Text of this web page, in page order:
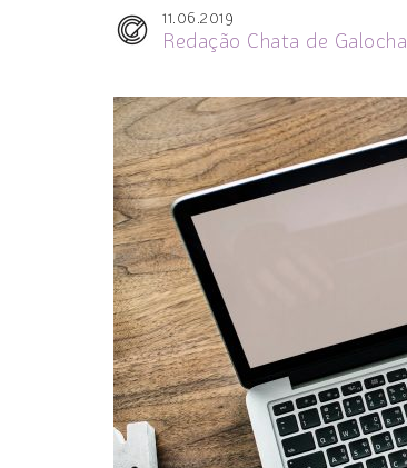
11.06.2019
Redação Chata de Galocha